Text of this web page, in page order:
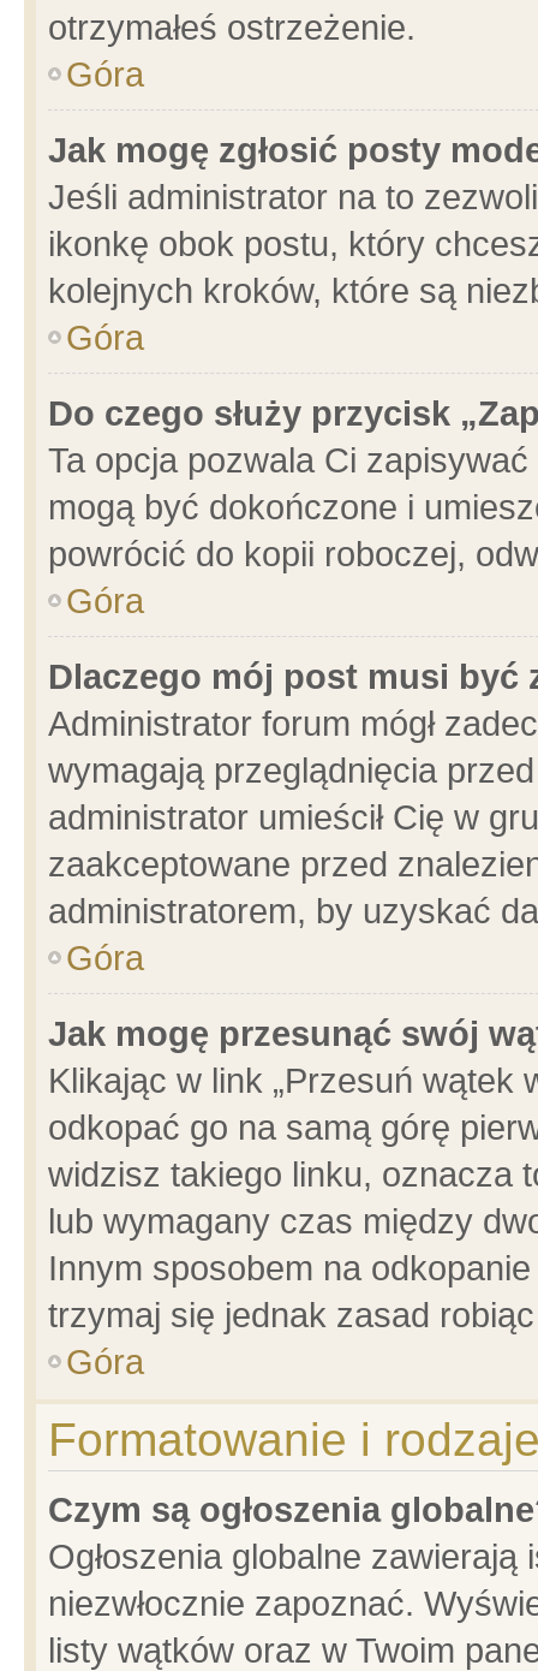
otrzymałeś ostrzeżenie.
Góra
Jak mogę zgłosić posty
Jeśli administrator na to
ikonkę obok postu, który
kolejnych kroków, które są
Góra
Do czego służy przycisk
Ta opcja pozwala Ci
mogą być dokończone i
powrócić do kopii roboczej,
Góra
Dlaczego mój post musi być
Administrator forum mógł
wymagają przeglądnięcia
administrator umieścił Cię w
zaakceptowane przed
administratorem, by uzyskać
Góra
Jak mogę przesunąć swój
Klikając w link „Przesuń wątek
odkopać go na samą górę
widzisz takiego linku, oznacza
lub wymagany czas między
Innym sposobem na
trzymaj się jednak zasad
Góra
Formatowanie i
Czym są ogłoszenia
Ogłoszenia globalne
niezwłocznie zapoznać.
listy wątków oraz w Twoim